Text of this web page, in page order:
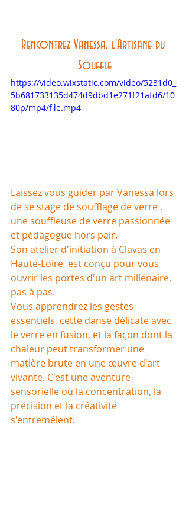
Rencontrez Vanessa, l'Artisane du
Souffle
https://video.wixstatic.com/video/5231d0_
5b681733135d474d9dbd1e271f21afd6/10
80p/mp4/file.mp4
Laissez vous guider par Vanessa lors
de se stage de soufflage de verre ,
une souffleuse de verre passionnée
et pédagogue hors pair.
Son atelier d'initiation à Clavas en
Haute-Loire  est conçu pour vous
ouvrir les portes d'un art millénaire,
pas à pas.
Vous apprendrez les gestes
essentiels, cette danse délicate avec
le verre en fusion, et la façon dont la
chaleur peut transformer une
matière brute en une œuvre d'art
vivante. C'est une aventure
sensorielle où la concentration, la
précision et la créativité
s'entremêlent.